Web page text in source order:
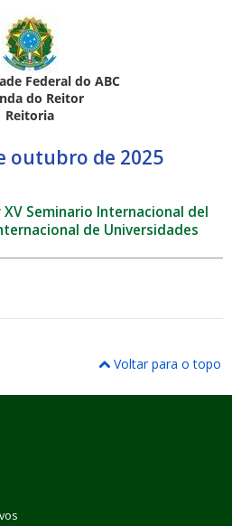
Federal do ABC
do Reitor
Reitoria
outubro de 2025
XV Seminario Internacional del
de Universidades
Voltar para o topo